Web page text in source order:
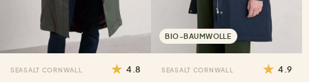
SEASALT CORNWALL 4.8
BIO-BAUMWOLLE
SEASALT CORNWALL 4.9